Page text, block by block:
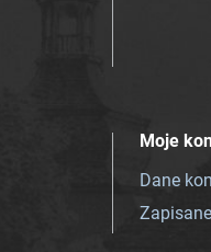
Moje
Dane